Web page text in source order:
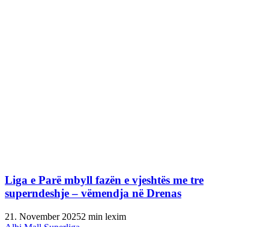
Liga e Parë mbyll fazën e vjeshtës me tre
superndeshje – vëmendja në Drenas
21. November 20252 min lexim